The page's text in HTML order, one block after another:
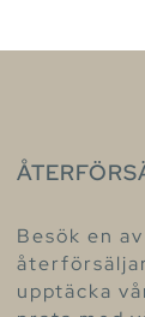
Besök en
upptäcka